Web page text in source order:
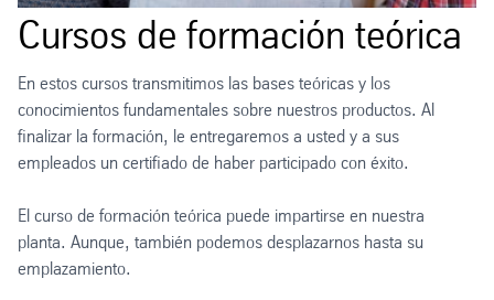
Cursos de formación teórica
En estos cursos transmitimos las bases teóricas y los
conocimientos fundamentales sobre nuestros productos. Al
finalizar la formación, le entregaremos a usted y a sus
empleados un certifiado de haber participado con éxito.
El curso de formación teórica puede impartirse en nuestra
planta. Aunque, también podemos desplazarnos hasta su
emplazamiento.